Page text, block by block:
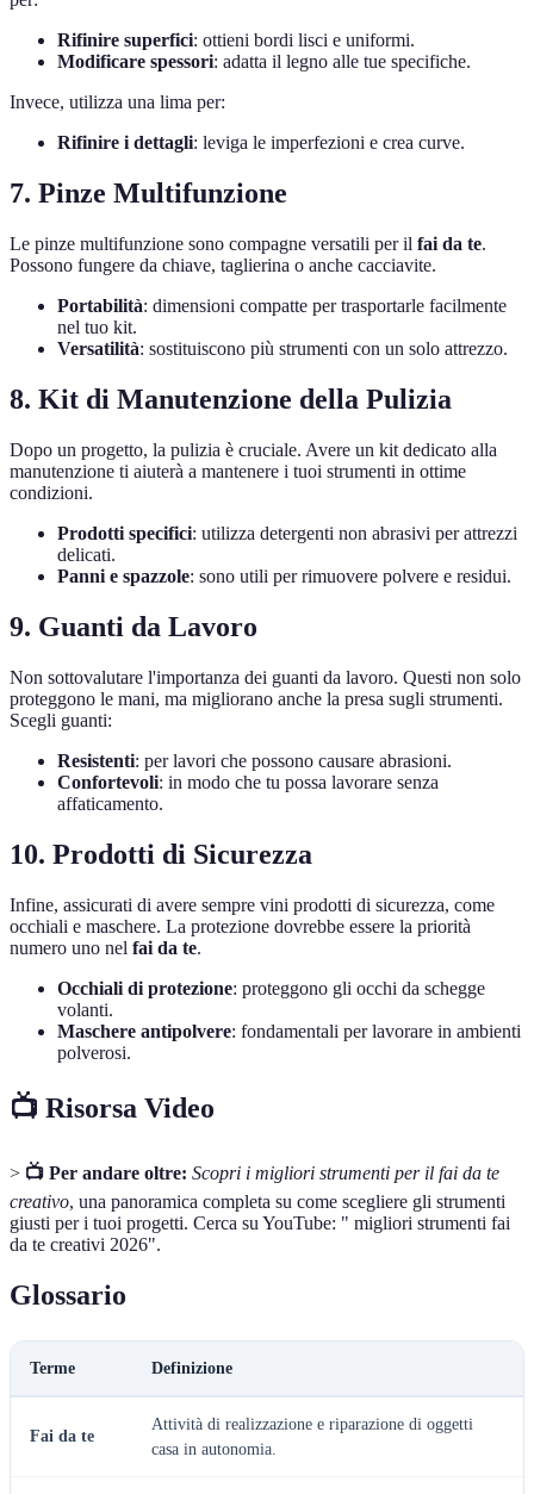
Rifinire superfici: ottieni bordi lisci e uniformi.
Modificare spessori: adatta il legno alle tue specifiche.
Invece, utilizza una lima per:
Rifinire i dettagli: leviga le imperfezioni e crea curve.
7. Pinze Multifunzione
Le pinze multifunzione sono compagne versatili per il fai da te.
Possono fungere da chiave, taglierina o anche cacciavite.
Portabilità: dimensioni compatte per trasportarle facilmente
nel tuo kit.
Versatilità: sostituiscono più strumenti con un solo attrezzo.
8. Kit di Manutenzione della Pulizia
Dopo un progetto, la pulizia è cruciale. Avere un kit dedicato alla
manutenzione ti aiuterà a mantenere i tuoi strumenti in ottime
condizioni.
Prodotti specifici: utilizza detergenti non abrasivi per attrezzi
delicati.
Panni e spazzole: sono utili per rimuovere polvere e residui.
9. Guanti da Lavoro
Non sottovalutare l'importanza dei guanti da lavoro. Questi non solo
proteggono le mani, ma migliorano anche la presa sugli strumenti.
Scegli guanti:
Resistenti: per lavori che possono causare abrasioni.
Confortevoli: in modo che tu possa lavorare senza
affaticamento.
10. Prodotti di Sicurezza
Infine, assicurati di avere sempre vini prodotti di sicurezza, come
occhiali e maschere. La protezione dovrebbe essere la priorità
numero uno nel fai da te.
Occhiali di protezione: proteggono gli occhi da schegge
volanti.
Maschere antipolvere: fondamentali per lavorare in ambienti
polverosi.
📺 Risorsa Video
> 📺 Per andare oltre: Scopri i migliori strumenti per il fai da te
creativo, una panoramica completa su come scegliere gli strumenti
giusti per i tuoi progetti. Cerca su YouTube: " migliori strumenti fai
da te creativi 2026".
Glossario
Terme Definizione
Fai da te
Attività di realizzazione e riparazione di oggetti
casa in autonomia.